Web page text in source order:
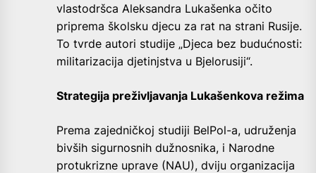
vlastodršca Aleksandra Lukašenka očito
priprema školsku djecu za rat na strani Rusije.
To tvrde autori studije „Djeca bez budućnosti:
militarizacija djetinjstva u Bjelorusiji“.
Strategija preživljavanja Lukašenkova režima
Prema zajedničkoj studiji BelPol-a, udruženja
bivših sigurnosnih dužnosnika, i Narodne
protukrizne uprave (NAU), dviju organizacija